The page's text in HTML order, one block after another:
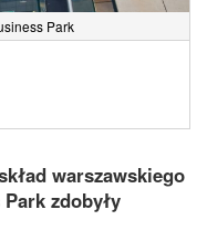
Park
warszawskiego
zdobyły